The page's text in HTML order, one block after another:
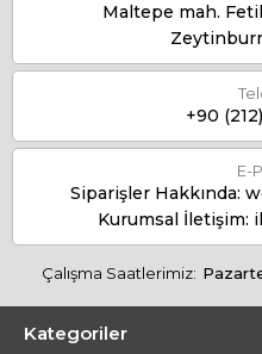
Maltepe mah.
+90
E-
Siparişler Hakkında:
Kurumsal İletişim:
Çalışma Saatlerimiz:
Kategoriler